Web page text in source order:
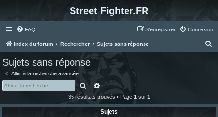
Street Fighter.FR
FAQ Connexion
S’enregistrer
Index du forum Rechercher Sujets sans réponse
Sujets sans réponse
Aller à la recherche avancée
RechercherRecherche avancée
35 résultats trouvés • Page 1 sur 1
Sujets